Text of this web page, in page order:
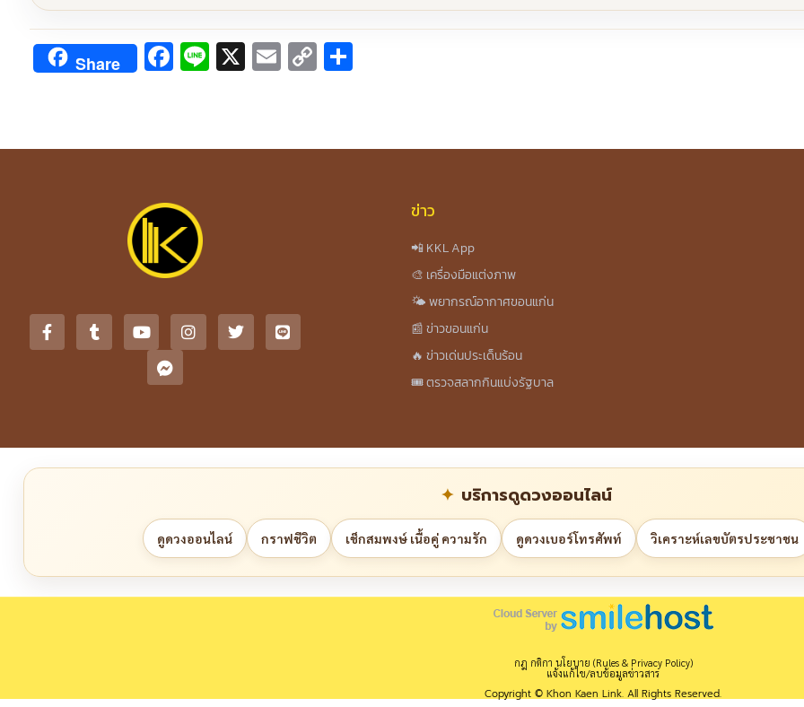
Share Facebook
Line
X Email
Copy
ข่าว
📲 KKL App
🎨 เครื่องมือแต่งภาพ
🌤️ พยากรณ์อากาศขอนแก่น
📰 ข่าวขอนแก่น
🔥 ข่าวเด่นประเด็นร้อน
🎟️ ตรวจสลากกินแบ่งรัฐบาล
บริการดูดวงออนไลน์
ดูดวงออนไลน์ กราฟชีวิต เช็กสมพงษ์ เนื้อคู่ ความรัก ดูดวงเบอร์โทรศัพท์ วิเคราะห์เลขบัตรประชาชน
กฎ กติกา นโยบาย (Rules & Privacy Policy)
แจ้งแก้ไข/ลบข้อมูลข่าวสาร
Copyright © Khon Kaen Link. All Rights Reserved.